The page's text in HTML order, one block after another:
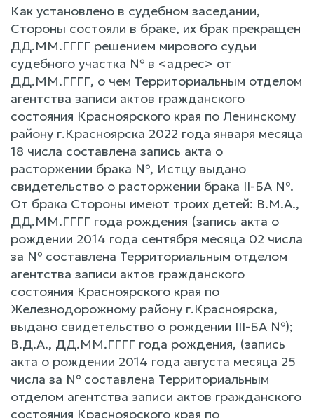
Как установлено в судебном заседании,
Стороны состояли в браке, их брак прекращен
ДД.ММ.ГГГГ решением мирового судьи
судебного участка № в <адрес> от
ДД.ММ.ГГГГ, о чем Территориальным отделом
агентства записи актов гражданского
состояния Красноярского края по Ленинскому
району г.Красноярска 2022 года января месяца
18 числа составлена запись акта о
расторжении брака №, Истцу выдано
свидетельство о расторжении брака II-БА №.
От брака Стороны имеют троих детей: В.М.А.,
ДД.ММ.ГГГГ года рождения (запись акта о
рождении 2014 года сентября месяца 02 числа
за № составлена Территориальным отделом
агентства записи актов гражданского
состояния Красноярского края по
Железнодорожному району г.Красноярска,
выдано свидетельство о рождении III-БА №);
В.Д.А., ДД.ММ.ГГГГ года рождения, (запись
акта о рождении 2014 года августа месяца 25
числа за № составлена Территориальным
отделом агентства записи актов гражданского
состояния Красноярского края по